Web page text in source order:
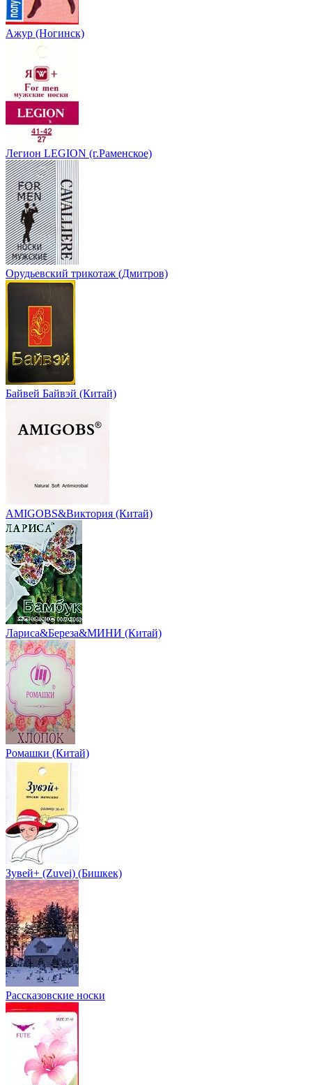
Ажур (Ногинск)
Легион LEGION (г.Раменское)
Орудьевский трикотаж (Дмитров)
Байвей Байвэй (Китай)
AMIGOBS&Виктория (Китай)
Лариса&Береза&МИНИ (Китай)
Ромашки (Китай)
Зувей+ (Zuvei) (Бишкек)
Рассказовские носки